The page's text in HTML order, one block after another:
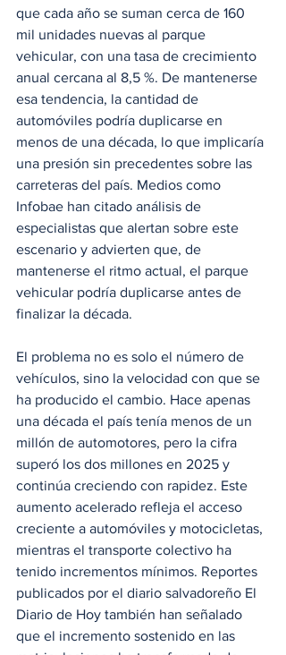
que cada año se suman cerca de 160
mil unidades nuevas al parque
vehicular, con una tasa de crecimiento
anual cercana al 8,5 %. De mantenerse
esa tendencia, la cantidad de
automóviles podría duplicarse en
menos de una década, lo que implicaría
una presión sin precedentes sobre las
carreteras del país. Medios como
Infobae han citado análisis de
especialistas que alertan sobre este
escenario y advierten que, de
mantenerse el ritmo actual, el parque
vehicular podría duplicarse antes de
finalizar la década.
El problema no es solo el número de
vehículos, sino la velocidad con que se
ha producido el cambio. Hace apenas
una década el país tenía menos de un
millón de automotores, pero la cifra
superó los dos millones en 2025 y
continúa creciendo con rapidez. Este
aumento acelerado refleja el acceso
creciente a automóviles y motocicletas,
mientras el transporte colectivo ha
tenido incrementos mínimos. Reportes
publicados por el diario salvadoreño El
Diario de Hoy también han señalado
que el incremento sostenido en las